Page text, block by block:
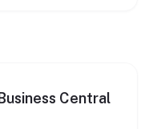
Central